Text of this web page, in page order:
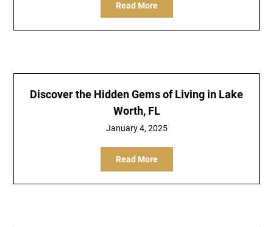
Read More
Discover the Hidden Gems of Living in Lake
Worth, FL
January 4, 2025
Read More